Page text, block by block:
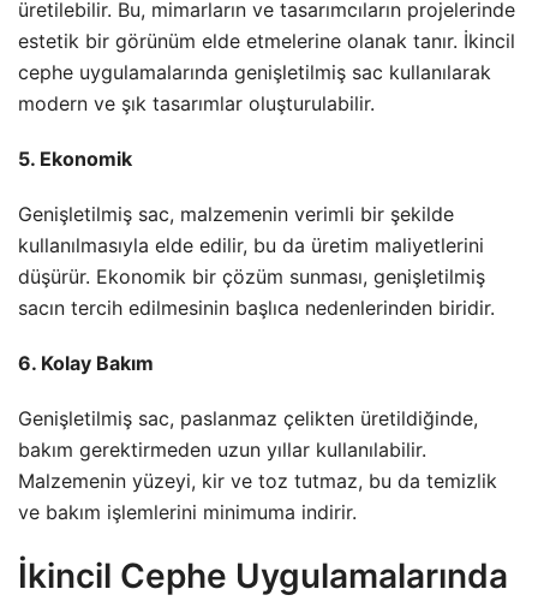
üretilebilir. Bu, mimarların ve tasarımcıların projelerinde
estetik bir görünüm elde etmelerine olanak tanır. İkincil
cephe uygulamalarında genişletilmiş sac kullanılarak
modern ve şık tasarımlar oluşturulabilir.
5. Ekonomik
Genişletilmiş sac, malzemenin verimli bir şekilde
kullanılmasıyla elde edilir, bu da üretim maliyetlerini
düşürür. Ekonomik bir çözüm sunması, genişletilmiş
sacın tercih edilmesinin başlıca nedenlerinden biridir.
6. Kolay Bakım
Genişletilmiş sac, paslanmaz çelikten üretildiğinde,
bakım gerektirmeden uzun yıllar kullanılabilir.
Malzemenin yüzeyi, kir ve toz tutmaz, bu da temizlik
ve bakım işlemlerini minimuma indirir.
İkincil Cephe Uygulamalarında